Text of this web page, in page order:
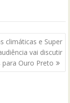
climáticas e Super
vai discutir
para Ouro Preto